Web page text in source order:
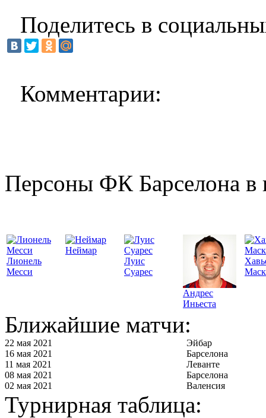
Поделитесь в
Комментарии:
Персоны ФК Барселона в
Лионель
Месси
Неймар
Луис
Суарес
Андрес
Иньеста
Ближайшие матчи:
22 мая 2021
Эйбар
16 мая 2021
Барселона
11 мая 2021
Леванте
08 мая 2021
Барселона
02 мая 2021
Валенсия
Турнирная таблица: